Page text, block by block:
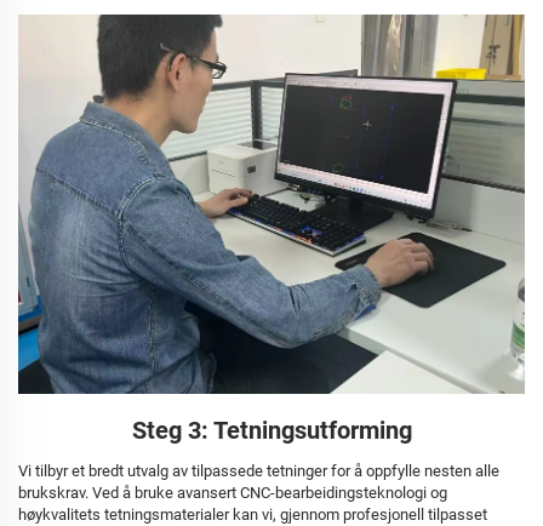
Steg 3: Tetningsutforming
Vi tilbyr et bredt utvalg av tilpassede tetninger for å oppfylle nesten alle
brukskrav. Ved å bruke avansert CNC-bearbeidingsteknologi og
høykvalitets tetningsmaterialer kan vi, gjennom profesjonell tilpasset